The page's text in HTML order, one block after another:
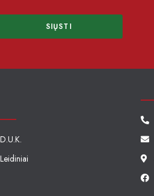
SIŲSTI
D.U.K.
Leidiniai